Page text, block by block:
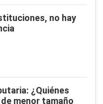
no hay
¿Quiénes
menor tamaño